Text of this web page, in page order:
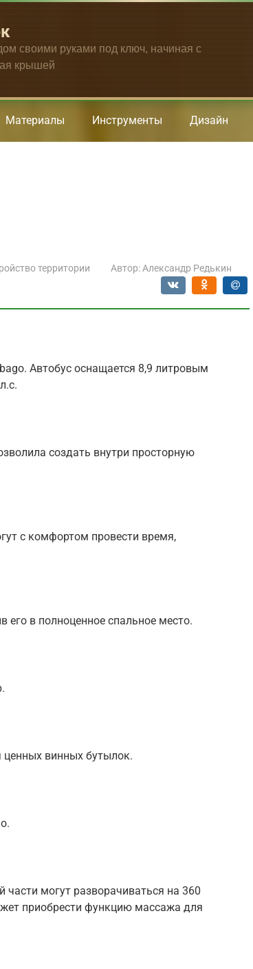
своими руками под ключ, начиная с
крышей
Материалы Инструменты Дизайн
территории Автор: Александр Редькин
Автобус оснащается 8,9 литровым
создать внутри просторную
с комфортом провести время,
его в полноценное спальное место.
ценных винных бутылок.
могут разворачиваться на 360
приобрести функцию массажа для